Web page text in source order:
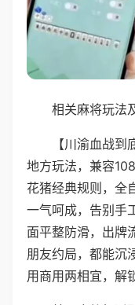
相关麻将玩法
【川渝血战
地方玩法，兼容
花猪经典规则，全
一气呵成，告别手
面平整防滑，出牌
朋友约局，都能沉
用商用两相宜，解